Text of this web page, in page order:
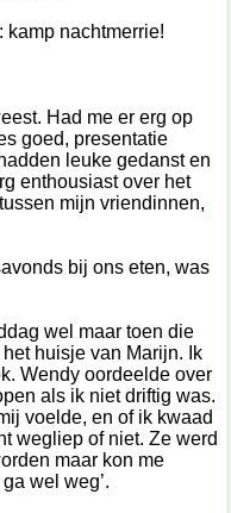
kamp nachtmerrie!
Had me er erg op
goed, presentatie
leuke gedanst en
enthousiast over het
mijn vriendinnen,
bij ons eten, was
wel maar toen die
huisje van Marijn. Ik
Wendy oordeelde over
als ik niet driftig was.
voelde, en of ik kwaad
wegliep of niet. Ze werd
maar kon me
wel weg’.